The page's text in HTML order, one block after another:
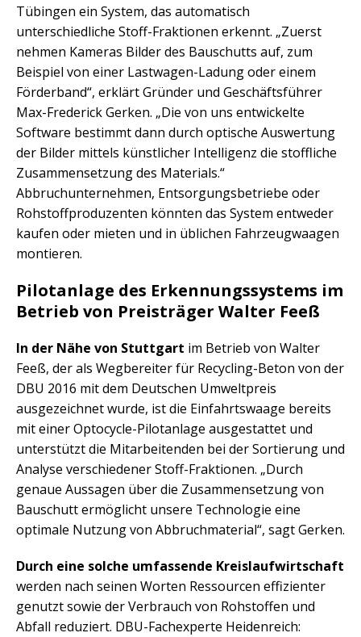
Tübingen ein System, das automatisch
unterschiedliche Stoff-Fraktionen erkennt. „Zuerst
nehmen Kameras Bilder des Bauschutts auf, zum
Beispiel von einer Lastwagen-Ladung oder einem
Förderband“, erklärt Gründer und Geschäftsführer
Max-Frederick Gerken. „Die von uns entwickelte
Software bestimmt dann durch optische Auswertung
der Bilder mittels künstlicher Intelligenz die stoffliche
Zusammensetzung des Materials.“
Abbruchunternehmen, Entsorgungsbetriebe oder
Rohstoffproduzenten könnten das System entweder
kaufen oder mieten und in üblichen Fahrzeugwaagen
montieren.
Pilotanlage des Erkennungssystems im
Betrieb von Preisträger Walter Feeß
In der Nähe von Stuttgart im Betrieb von Walter
Feeß, der als Wegbereiter für Recycling-Beton von der
DBU 2016 mit dem Deutschen Umweltpreis
ausgezeichnet wurde, ist die Einfahrtswaage bereits
mit einer Optocycle-Pilotanlage ausgestattet und
unterstützt die Mitarbeitenden bei der Sortierung und
Analyse verschiedener Stoff-Fraktionen. „Durch
genaue Aussagen über die Zusammensetzung von
Bauschutt ermöglicht unsere Technologie eine
optimale Nutzung von Abbruchmaterial“, sagt Gerken.
Durch eine solche umfassende Kreislaufwirtschaft
werden nach seinen Worten Ressourcen effizienter
genutzt sowie der Verbrauch von Rohstoffen und
Abfall reduziert. DBU-Fachexperte Heidenreich: